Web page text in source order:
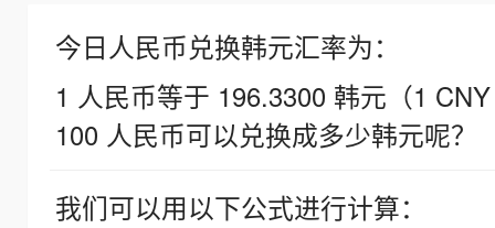
今日人民币兑换韩元汇率为：
1 人民币等于 196.3300 韩元（1
100 人民币可以兑换成多少韩元呢？
我们可以用以下公式进行计算：